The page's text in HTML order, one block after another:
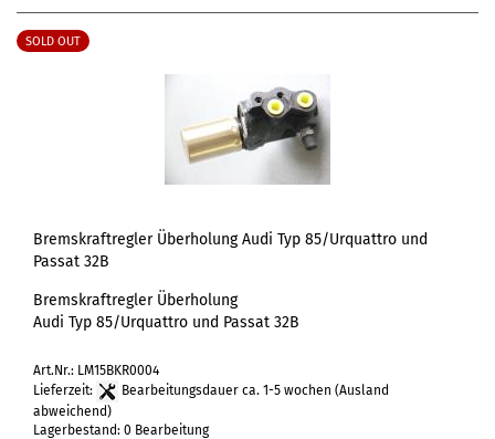
SOLD OUT
Bremskraftregler Überholung Audi Typ 85/Urquattro und
Passat 32B
Bremskraftregler Überholung
Audi Typ 85/Urquattro und Passat 32B
Art.Nr.: LM15BKR0004
Lieferzeit:
Bearbeitungsdauer ca. 1-5 wochen (Ausland
abweichend)
Lagerbestand: 0 Bearbeitung